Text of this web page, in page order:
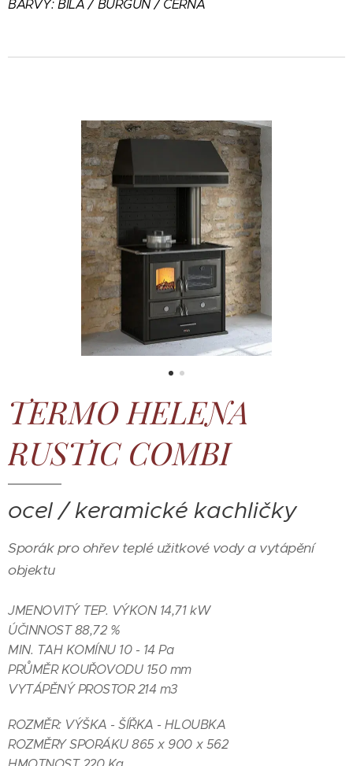
BARVY: BÍLÁ / BURGUN / ČERNÁ
TERMO HELENA
RUSTIC COMBI
ocel / keramické kachličky
Sporák pro ohřev teplé užitkové vody a vytápění
objektu
JMENOVITÝ TEP. VÝKON 14,71 kW
ÚČINNOST 88,72 %
MIN. TAH KOMÍNU 10 - 14 Pa
PRŮMĚR KOUŘOVODU 150 mm
VYTÁPĚNÝ PROSTOR 214 m3
ROZMĚR: VÝŠKA - ŠÍŘKA - HLOUBKA
ROZMĚRY SPORÁKU 865 x 900 x 562